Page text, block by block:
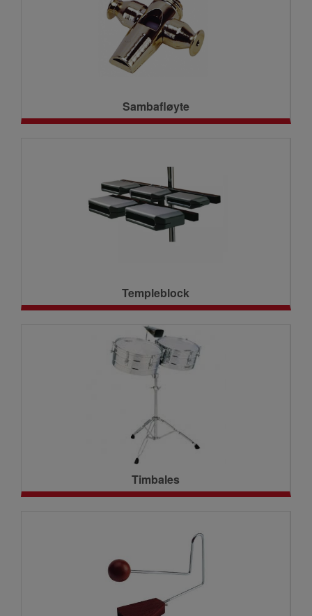
Sambafløyte
Templeblock
Timbales